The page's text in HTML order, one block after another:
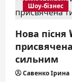
Шоу-бізнес
Нова пісня
сильним
Савенко Ірина